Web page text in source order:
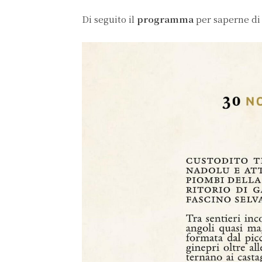
Di seguito il programmaper saperne